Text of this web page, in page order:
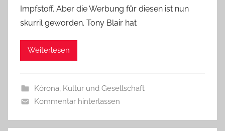
Impfstoff. Aber die Werbung für diesen ist nun
skurril geworden. Tony Blair hat
Weiterlesen
Kórona, Kultur und Gesellschaft
Kommentar hinterlassen